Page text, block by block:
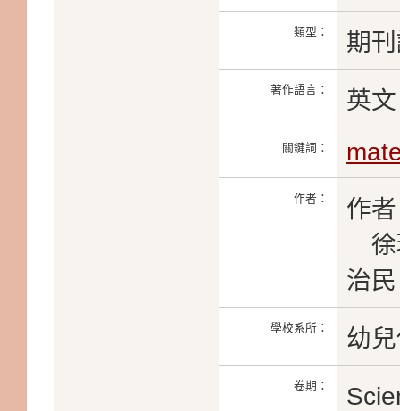
類型： 期
著作語言： 英文
關鍵詞：
作者：
作
徐
治民
學校系所： 幼
卷期：